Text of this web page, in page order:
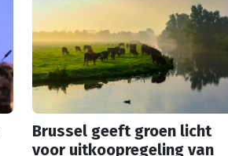
Europese Rekenkamer.
Brussel geeft groen licht
voor uitkoopregeling van